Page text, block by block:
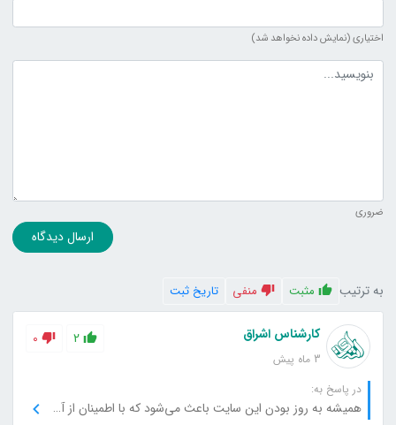
اختیاری (نمایش داده نخواهد شد)
متن دیدگاه
ضروری
ارسال دیدگاه
به ترتیب مثبت منفی تاریخ ثبت
کارشناس اشراق
3 ماه پیش
2
0
در پاسخ به:
همیشه به روز بودن این سایت باعث می‌شود که با اطمینان از آن استفاده کنم، از تلاش‌های شما سپاسگزارم.